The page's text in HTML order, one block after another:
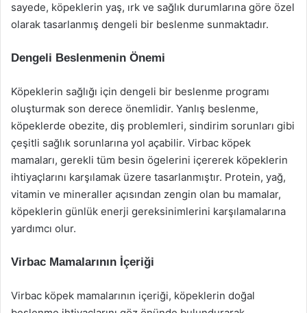
sayede, köpeklerin yaş, ırk ve sağlık durumlarına göre özel
olarak tasarlanmış dengeli bir beslenme sunmaktadır.
Dengeli Beslenmenin Önemi
Köpeklerin sağlığı için dengeli bir beslenme programı
oluşturmak son derece önemlidir. Yanlış beslenme,
köpeklerde obezite, diş problemleri, sindirim sorunları gibi
çeşitli sağlık sorunlarına yol açabilir. Virbac köpek
mamaları, gerekli tüm besin ögelerini içererek köpeklerin
ihtiyaçlarını karşılamak üzere tasarlanmıştır. Protein, yağ,
vitamin ve mineraller açısından zengin olan bu mamalar,
köpeklerin günlük enerji gereksinimlerini karşılamalarına
yardımcı olur.
Virbac Mamalarının İçeriği
Virbac köpek mamalarının içeriği, köpeklerin doğal